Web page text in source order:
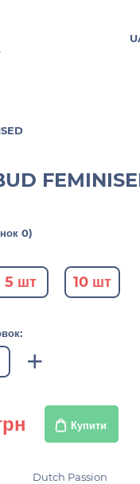
0)
5 шт 10 шт
Купити
Dutch Passion